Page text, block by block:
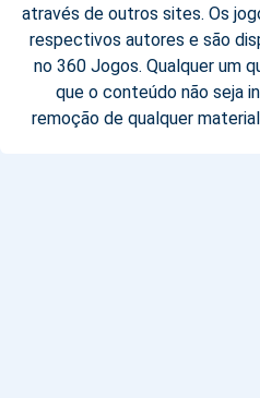
através de outros sites. Os
respectivos autores e são
no 360 Jogos. Qualquer um
que o conteúdo não seja
remoção de qualquer